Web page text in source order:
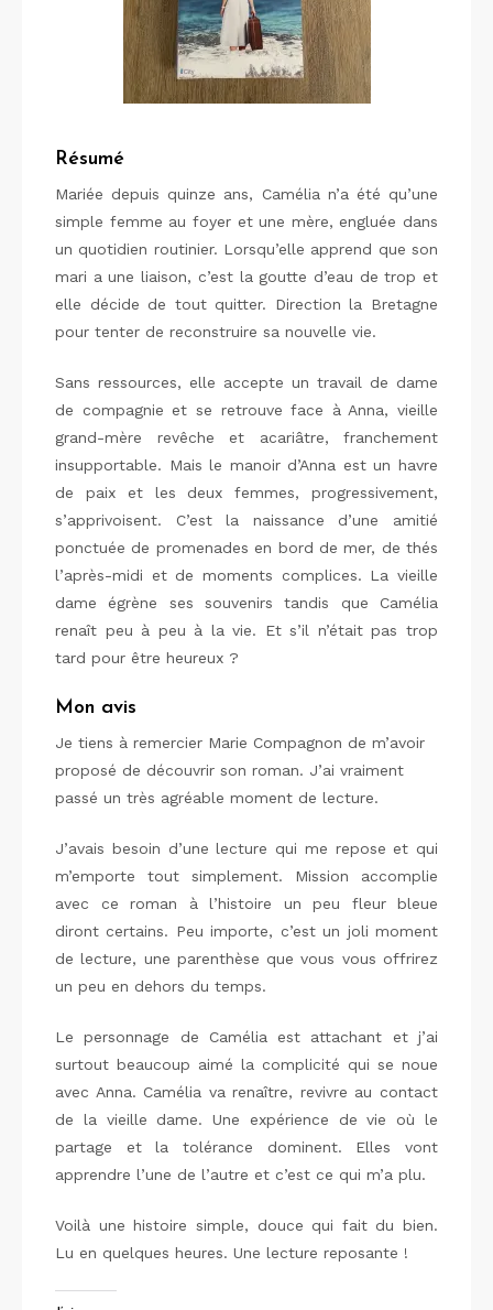
Résumé
Mariée depuis quinze ans, Camélia n’a été qu’une
simple femme au foyer et une mère, engluée dans
un quotidien routinier. Lorsqu’elle apprend que son
mari a une liaison, c’est la goutte d’eau de trop et
elle décide de tout quitter. Direction la Bretagne
pour tenter de reconstruire sa nouvelle vie.
Sans ressources, elle accepte un travail de dame
de compagnie et se retrouve face à Anna, vieille
grand-mère revêche et acariâtre, franchement
insupportable. Mais le manoir d’Anna est un havre
de paix et les deux femmes, progressivement,
s’apprivoisent. C’est la naissance d’une amitié
ponctuée de promenades en bord de mer, de thés
l’après-midi et de moments complices. La vieille
dame égrène ses souvenirs tandis que Camélia
renaît peu à peu à la vie. Et s’il n’était pas trop
tard pour être heureux ?
Mon avis
Je tiens à remercier Marie Compagnon de m’avoir
proposé de découvrir son roman. J’ai vraiment
passé un très agréable moment de lecture.
J’avais besoin d’une lecture qui me repose et qui
m’emporte tout simplement. Mission accomplie
avec ce roman à l’histoire un peu fleur bleue
diront certains. Peu importe, c’est un joli moment
de lecture, une parenthèse que vous vous offrirez
un peu en dehors du temps.
Le personnage de Camélia est attachant et j’ai
surtout beaucoup aimé la complicité qui se noue
avec Anna. Camélia va renaître, revivre au contact
de la vieille dame. Une expérience de vie où le
partage et la tolérance dominent. Elles vont
apprendre l’une de l’autre et c’est ce qui m’a plu.
Voilà une histoire simple, douce qui fait du bien.
Lu en quelques heures. Une lecture reposante !